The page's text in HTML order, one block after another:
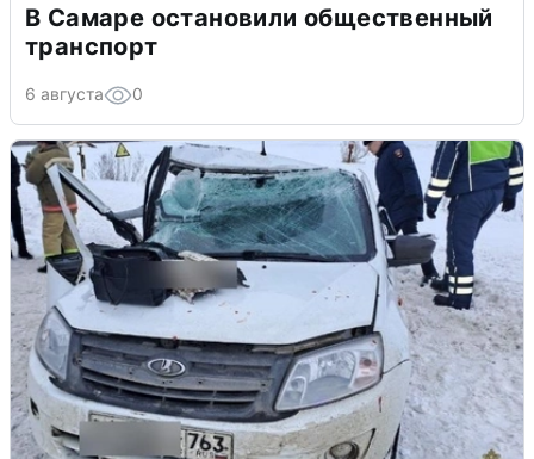
В Самаре остановили общественный
транспорт
6 августа 0